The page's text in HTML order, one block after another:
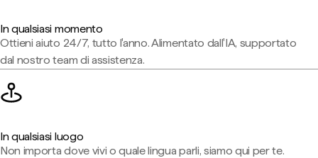
In qualsiasi momento
Ottieni aiuto 24/7, tutto l'anno. Alimentato dall'IA, supportato
dal nostro team di assistenza.
In qualsiasi luogo
Non importa dove vivi o quale lingua parli, siamo qui per te.